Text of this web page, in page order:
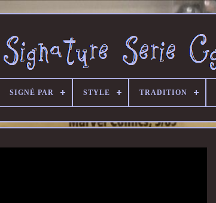
SIGNÉ PAR STYLE TRADITION